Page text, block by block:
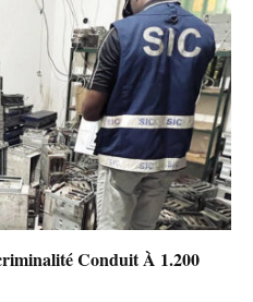
Conduit À 1.200